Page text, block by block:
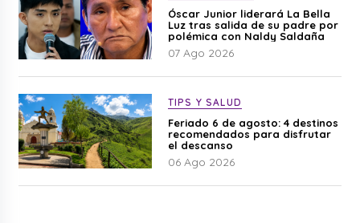
Óscar Junior liderará La Bella
Luz tras salida de su padre por
polémica con Naldy Saldaña
07 Ago 2026
TIPS Y SALUD
Feriado 6 de agosto: 4 destinos
recomendados para disfrutar
el descanso
06 Ago 2026